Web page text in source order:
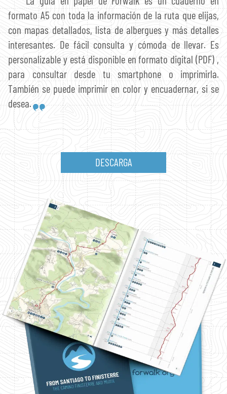
formato A5 con toda la información de la ruta que elijas,
con mapas detallados, lista de albergues y más detalles
interesantes. De fácil consulta y cómoda de llevar. Es
personalizable y está disponible en formato digital (PDF) ,
para consultar desde tu smartphone o imprimirla.
También se puede imprimir en color y encuadernar, si se
desea.
DESCARGA